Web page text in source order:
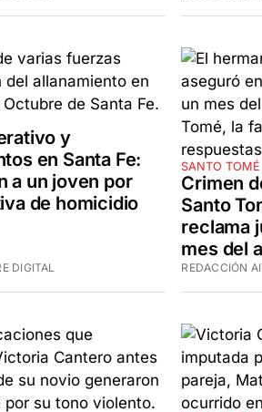
y
en Santa Fe:
a un joven por
de homicidio
DIGITAL
SANTO TOMÉ
Crimen
Santo
reclama
mes del
REDACCIÓN